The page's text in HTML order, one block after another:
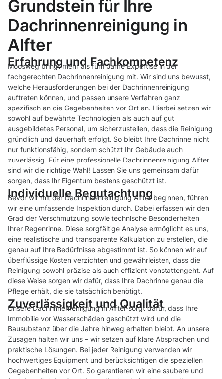
Grundstein für Ihre
Dachrinnenreinigung in
Alfter
Erfahrung und Fachkompetenz
Moosweg bringt mehr als fünf Jahre Expertise in der
fachgerechten Dachrinnenreinigung mit. Wir sind uns bewusst,
welche Herausforderungen bei der Dachrinnenreinigung
auftreten können, und passen unsere Verfahren ganz
spezifisch an die Gegebenheiten vor Ort an. Hierbei setzen wir
sowohl auf bewährte Technologien als auch auf gut
ausgebildetes Personal, um sicherzustellen, dass die Reinigung
gründlich und dauerhaft erfolgt. So bleibt Ihre Dachrinne nicht
nur funktionsfähig, sondern schützt Ihr Gebäude auch
zuverlässig. Für eine professionelle Dachrinnenreinigung Alfter
sind wir die richtige Wahl! Lassen Sie uns gemeinsam dafür
sorgen, dass Ihr Eigentum bestens geschützt ist.
Individuelle Begutachtung
Bevor wir mit der Dachrinnenreinigung Alfter beginnen, führen
wir eine umfassende Inspektion durch. Dabei erfassen wir den
Grad der Verschmutzung sowie technische Besonderheiten
Ihrer Regenrinne. Diese sorgfältige Analyse ermöglicht es uns,
eine realistische und transparente Kalkulation zu erstellen, die
genau auf Ihre Bedürfnisse abgestimmt ist. So können wir auf
überflüssige Kosten verzichten und gewährleisten, dass die
Reinigung sowohl präzise als auch effizient vonstattengeht. Auf
diese Weise sorgen wir dafür, dass Ihre Dachrinne genau die
Pflege erhält, die sie tatsächlich benötigt.
Zuverlässigkeit und Qualität
Unsere Dachrinnenreinigung in Alfter sorgt dafür, dass Ihre
Immobilie vor Wasserschäden geschützt wird und die
Bausubstanz über die Jahre hinweg erhalten bleibt. An unsere
Zusagen halten wir uns – wir setzen auf klare Absprachen und
praktische Lösungen. Bei jeder Reinigung verwenden wir
hochwertiges Equipment und berücksichtigen die speziellen
Gegebenheiten vor Ort. So garantieren wir eine saubere und